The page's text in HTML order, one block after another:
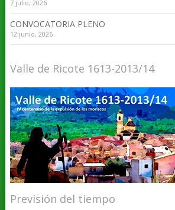
7 julio, 2026
CONVOCATORIA PLENO
12 junio, 2026
Valle de Ricote 1613-2013/14
Previsión del tiempo